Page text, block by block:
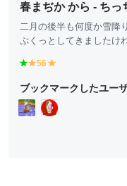
春まぢか から - ちっ
二月の後半も何度か雪降
ぷくっとしてきましたけ
g
e
e
n
y
ll
o
w
56
ll
o
w
ブックマークしたユー